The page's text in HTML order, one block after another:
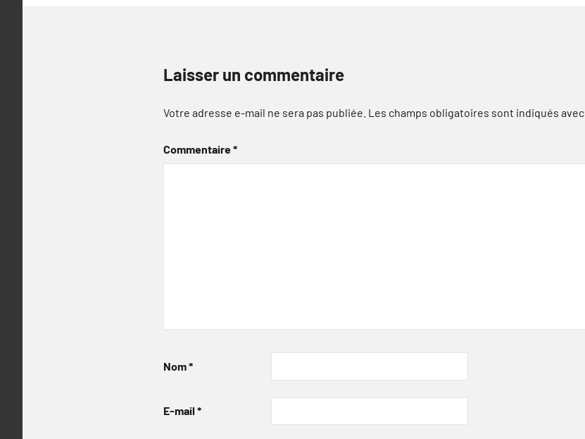
Laisser un commentaire
Votre adresse e-mail ne sera pas publiée. Les champs obligatoires sont indiqués avec
Commentaire*
Nom*
E-mail *